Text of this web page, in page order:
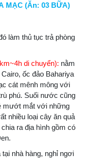
MẠC (Ăn: 03 BỮA)
làm thủ tục trả phòng
di chuyển): nằm
ốc đảo Bahariya
cát mênh mông với
phú. Suối nước cũng
mướt mắt với những
nhiều loại cây ăn quả
ra địa hình gồm có
nhà hàng, nghỉ ngơi